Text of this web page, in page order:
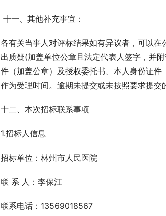
十一、其他补充事宜：
各有关当事人对评标结果如有异议者，可以
出质疑(加盖单位公章且法定代表人签字，并
件（加盖公章）及授权委托书、本人身份证
作为受理时间。逾期未提交或未按照要求提交
十二、本次招标联系事项
1.招标人信息
招标单位：林州市人民医院
联 系 人：李保江
联系电话：13569018567